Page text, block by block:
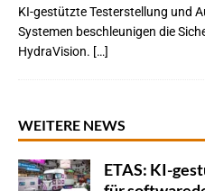
KI-gestützte Testerstellung und
Systemen beschleunigen die
HydraVision. […]
WEITERE NEWS
ETAS: KI-